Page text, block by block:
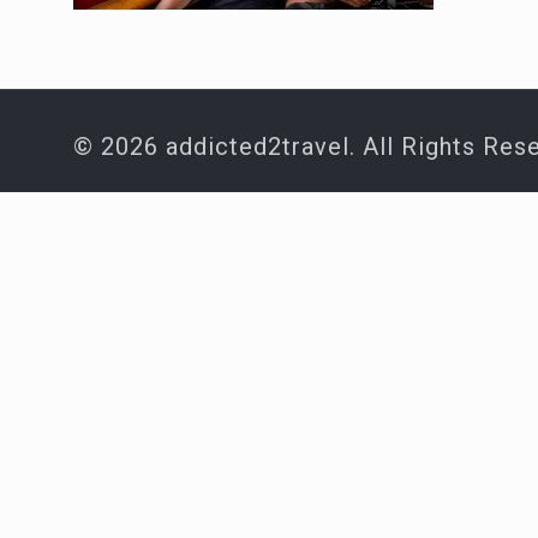
© 2026 addicted2travel. All Rights